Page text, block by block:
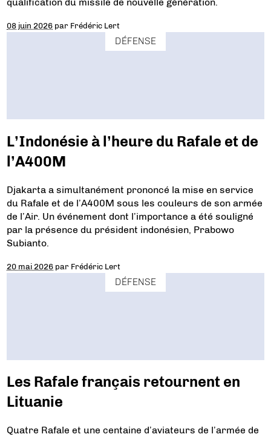
08 juin 2026 par Frédéric Lert
DÉFENSE
L’Indonésie à l’heure du Rafale et de
l’A400M
Djakarta a simultanément prononcé la mise en service
du Rafale et de l’A400M sous les couleurs de son armée
de l’Air. Un événement dont l’importance a été souligné
par la présence du président indonésien, Prabowo
Subianto.
20 mai 2026 par Frédéric Lert
DÉFENSE
Les Rafale français retournent en
Lituanie
Quatre Rafale et une centaine d’aviateurs de l’armée de